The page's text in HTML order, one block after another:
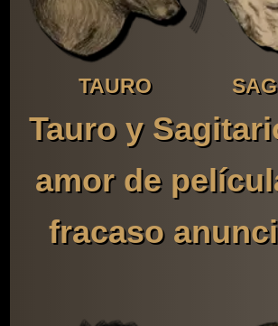
TAURO
Tauro y
amor de
fracaso